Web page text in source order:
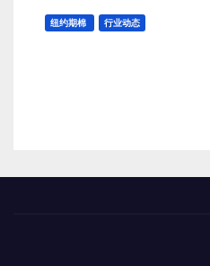
纽约期棉 行业动态